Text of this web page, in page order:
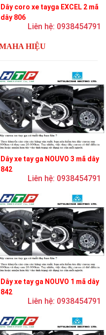
Dây coro xe tayga EXCEL 2 mã
dây 806
Liên hệ: 0938454791
HIỆU
Dây xe tay ga NOUVO 3 mã dây
842
Liên hệ: 0938454791
Dây xe tay ga NOUVO 1 mã dây
842
Liên hệ: 0938454791